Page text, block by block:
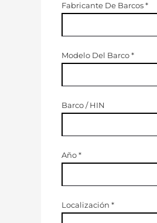
Fabricante De Barcos*
Modelo Del Barco*
Barco / HIN
Año*
Localización *